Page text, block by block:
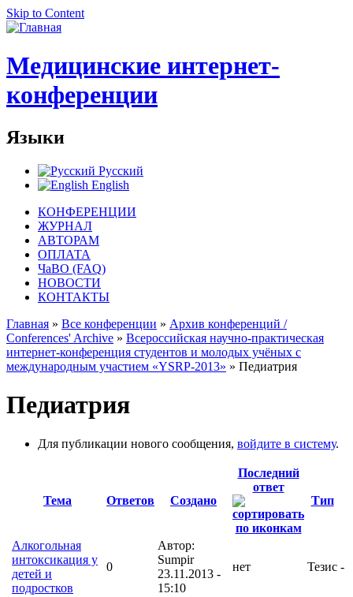
Skip to Content
Медицинские интернет-
конференции
Языки
Русский
English
КОНФЕРЕНЦИИ
ЖУРНАЛ
АВТОРАМ
ОПЛАТА
ЧаВО (FAQ)
НОВОСТИ
КОНТАКТЫ
Главная » Все конференции » Архив конференций /
Conferences' Archive » Всероссийская научно-практическая
интернет-конференция студентов и молодых учёных с
международным участием «YSRP-2013» » Педиатрия
Педиатрия
Для публикации нового сообщения, войдите в систему.
Тема Ответов Создано
Последний
ответ
Тип
Алкогольная
интоксикация у
детей и
подростков
0
Автор:
Sumpir
23.11.2013 -
15:10
нет Тезис -